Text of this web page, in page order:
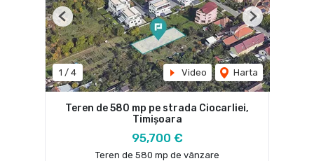
1 / 4 Video Harta
Previous Next
Teren de 580 mp pe strada Ciocarliei,
Timișoara
95,700 €
Teren de 580 mp de vânzare